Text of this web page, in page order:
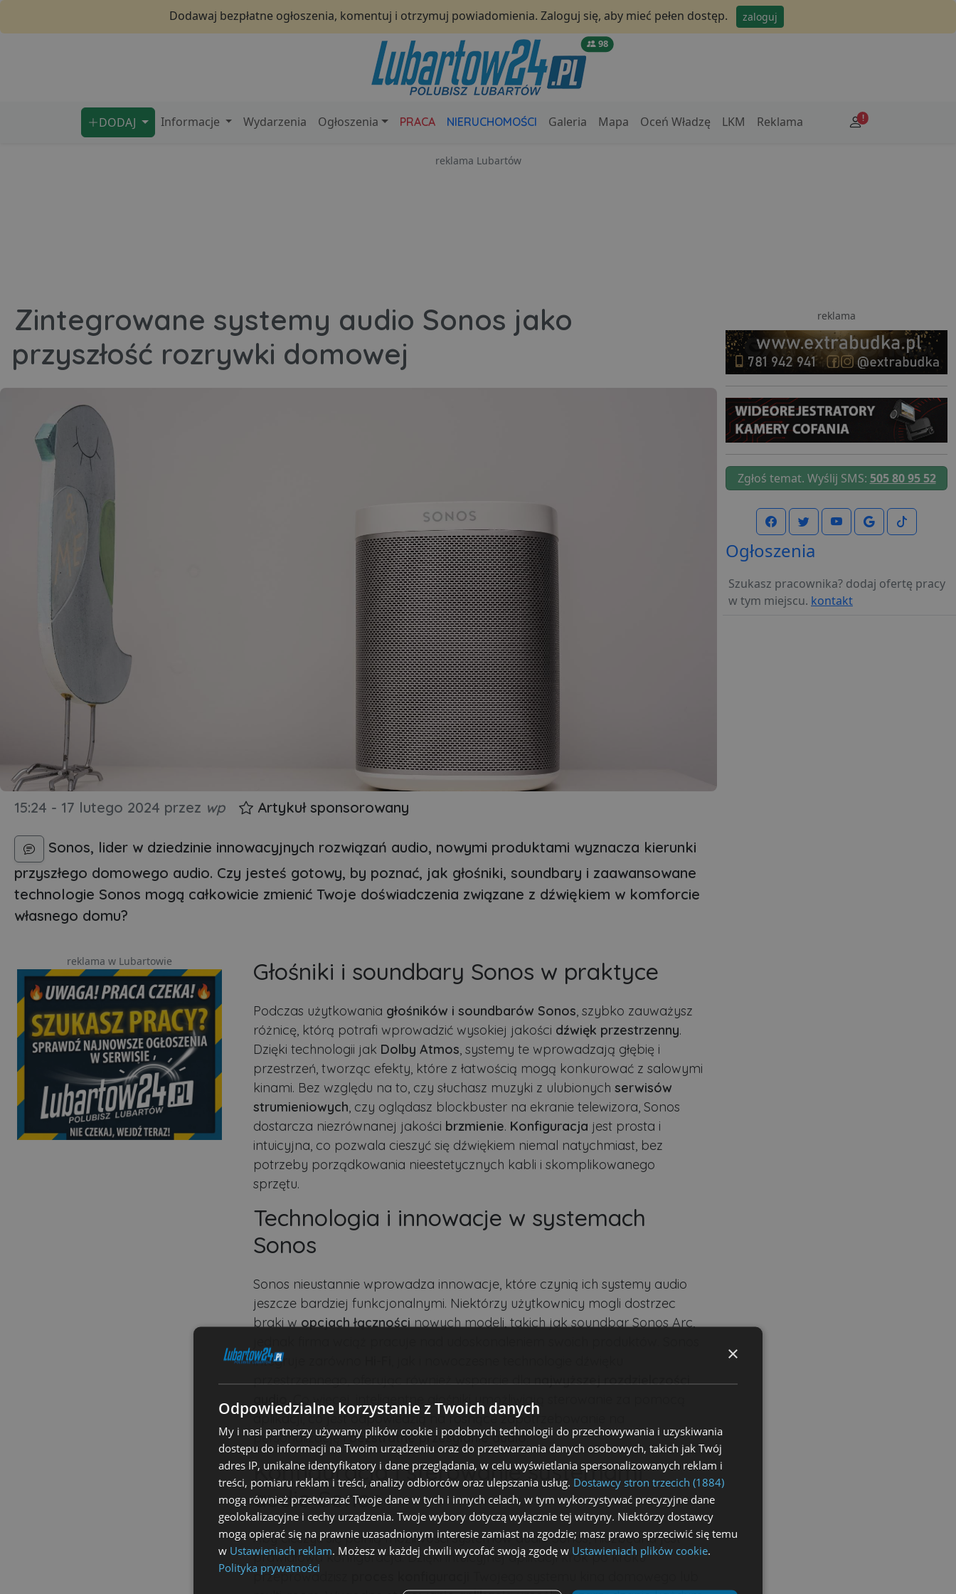
Dodawaj bezpłatne ogłoszenia, komentuj i otrzymuj powiadomienia. Zaloguj się, aby mieć pełen dostęp. zaloguj
98
DODAJ Informacje Wydarzenia Ogłoszenia PRACA NIERUCHOMOŚCI Galeria Mapa Oceń Władzę LKM Reklama !
reklama Lubartów
Zintegrowane systemy audio Sonos jako
przyszłość rozrywki domowej
15:24 - 17 lutego 2024 przez wp Artykuł sponsorowany
Sonos, lider w dziedzinie innowacyjnych rozwiązań audio, nowymi produktami wyznacza kierunki
przyszłego domowego audio. Czy jesteś gotowy, by poznać, jak głośniki, soundbary i zaawansowane
technologie Sonos mogą całkowicie zmienić Twoje doświadczenia związane z dźwiękiem w komforcie
własnego domu?
reklama w Lubartowie Głośniki i soundbary Sonos w praktyce
Podczas użytkowania głośników i soundbarów Sonos, szybko zauważysz
różnicę, którą potrafi wprowadzić wysokiej jakości dźwięk przestrzenny.
Dzięki technologii jak Dolby Atmos, systemy te wprowadzają głębię i
przestrzeń, tworząc efekty, które z łatwością mogą konkurować z salowymi
kinami. Bez względu na to, czy słuchasz muzyki z ulubionych serwisów
strumieniowych, czy oglądasz blockbuster na ekranie telewizora, Sonos
dostarcza niezrównanej jakości brzmienie. Konfiguracja jest prosta i
intuicyjna, co pozwala cieszyć się dźwiękiem niemal natychmiast, bez
potrzeby porządkowania nieestetycznych kabli i skomplikowanego
sprzętu.
Technologia i innowacje w systemach
Sonos
Sonos nieustannie wprowadza innowacje, które czynią ich systemy audio
jeszcze bardziej funkcjonalnymi. Niektórzy użytkownicy mogli dostrzec
braki wopcjach łącznościnowych modeli, takich jak soundbar Sonos Arc,
integruje zarówno
przestrzennego, oferując również wsparcie dlanajwyższej rozdzielczości
audio
. Co więcej, inteligentne głośniki umożliwiają sterowanie za pomocą
aplikacji, co jest odpowiedzią na rosnące zapotrzebowanie na
personalizację ibezstratne przesyłanie audio.
Konfiguracja i sterowanie systemami
audio Sonos
Aby cieszyć się pełnią możliwości systemów audio Sonos, niezbędna jest
prawidłowa konfiguracja. Dzięki intuicyjnej aplikacji krok po kroku
przeprowadzisz
reklama
Zgłoś temat. Wyślij SMS: 505 80 95 52
Ogłoszenia
Szukasz pracownika? dodaj ofertę pracy
w tym miejscu. kontakt
×
Odpowiedzialne korzystanie z Twoich danych
My i nasi partnerzy używamy plików cookie i podobnych technologii do przechowywania i uzyskiwania
dostępu do informacji na Twoim urządzeniu oraz do przetwarzania danych osobowych, takich jak Twój
adres IP, unikalne identyfikatory i dane przeglądania, w celu wyświetlania spersonalizowanych reklam i
treści, pomiaru reklam i treści, analizy odbiorców oraz ulepszania usług. Dostawcy stron trzecich (1884)
mogą również przetwarzać Twoje dane w tych i innych celach, w tym wykorzystywać precyzyjne dane
geolokalizacyjne i cechy urządzenia. Twoje wybory dotyczą wyłącznie tej witryny. Niektórzy dostawcy
mogą opierać się na prawnie uzasadnionym interesie zamiast na zgodzie; masz prawo sprzeciwić się temu
w Ustawieniach reklam. Możesz w każdej chwili wycofać swoją zgodę w Ustawieniach plików cookie.
Polityka prywatności